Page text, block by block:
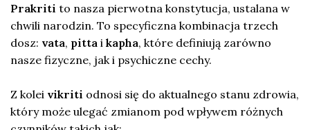
Prakriti to nasza pierwotna konstytucja, ustalana w
chwili narodzin. To specyficzna kombinacja trzech
dosz: vata, pitta i kapha, które definiują zarówno
nasze fizyczne, jak i psychiczne cechy.
Z kolei vikriti odnosi się do aktualnego stanu zdrowia,
który może ulegać zmianom pod wpływem różnych